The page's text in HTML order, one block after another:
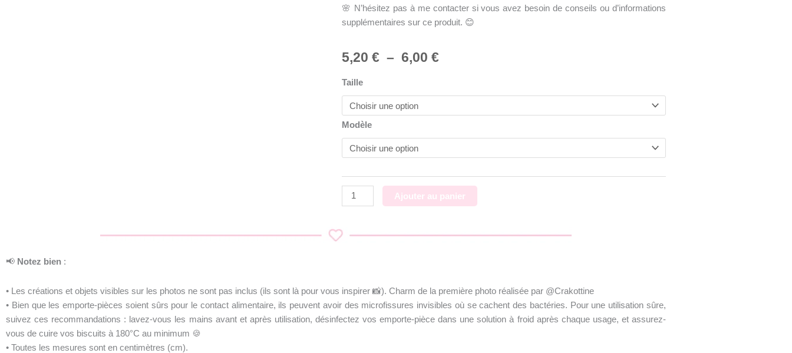
🌸 N’hésitez pas à me contacter si vous avez besoin de conseils ou d’informations
supplémentaires sur ce produit. 😊
5,20 € – 6,00 €Plage
5,20 €
à
Taille
Modèle
quantité
de
Emporte
pièces
game
boy
Ajouter au panier
📢 Notez bien :
• Les créations et objets visibles sur les photos ne sont pas inclus (ils sont là pour vous inspirer 📸). Charm de la première photo réalisée par @Crakottine
• Bien que les emporte-pièces soient sûrs pour le contact alimentaire, ils peuvent avoir des microfissures invisibles où se cachent des bactéries. Pour une utilisation sûre,
suivez ces recommandations : lavez-vous les mains avant et après utilisation, désinfectez vos emporte-pièce dans une solution à froid après chaque usage, et assurez-
vous de cuire vos biscuits à 180°C au minimum 🍪
• Toutes les mesures sont en centimètres (cm).